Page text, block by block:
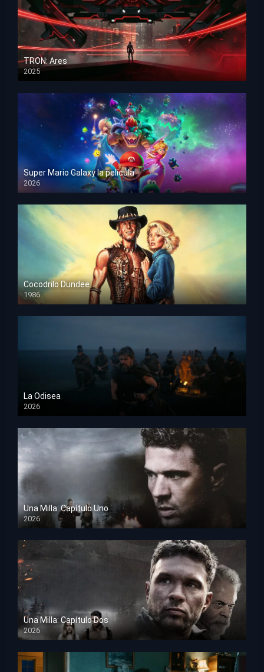
TRON: Ares
2025
HD 1080p
Super Mario Galaxy la película
2026
HD 1080p
Cocodrilo Dundee
1986
HD 1080p
La Odisea
2026
TS Screener
Una Milla: Capítulo Uno
2026
HD 1080p
Una Milla: Capítulo Dos
2026
HD 1080p